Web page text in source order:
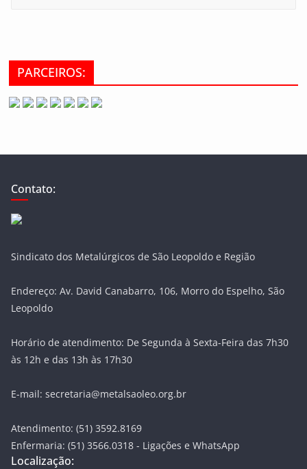
PARCEIROS:
Contato:
Sindicato dos Metalúrgicos de São Leopoldo e Região
Endereço: Av. David Canabarro, 106, Morro do Espelho, São
Leopoldo
Horário de atendimento: De Segunda à Sexta-Feira das 7h30
às 12h e das 13h às 17h30
E-mail: secretaria@metalsaoleo.org.br
Atendimento: (51) 3592.8169
Enfermaria: (51) 3566.0318 - Ligações e WhatsApp
Localização: